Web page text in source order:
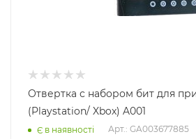
Отвертка с набором бит для
(Playstation/ Xbox) A001
Є в наявності Арт.: GA003677885